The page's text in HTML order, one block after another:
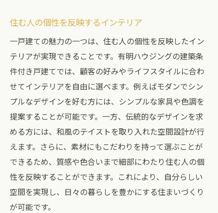
住む人の個性を反映するインテリア
一戸建ての魅力の一つは、住む人の個性を反映したイン
テリアが実現できることです。有明ハウジングの建築条
件付き戸建てでは、顧客の好みやライフスタイルに合わ
せてインテリアを自由に選べます。例えばモダンでシン
プルなデザインを好む方には、シンプルな家具や色調を
提案することが可能です。一方、伝統的なデザインを求
める方には、和風のテイストを取り入れた空間設計が行
えます。さらに、素材にもこだわりを持って選ぶことが
できるため、質感や色合いまで細部にわたり住む人の個
性を反映することができます。これにより、自分らしい
空間を実現し、日々の暮らしを豊かにする住まいづくり
が可能です。